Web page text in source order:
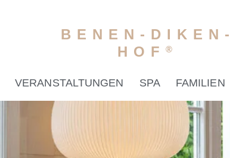
BENEN-DIKEN-
HOF
®
VERANSTALTUNGEN SPA FAMILIEN